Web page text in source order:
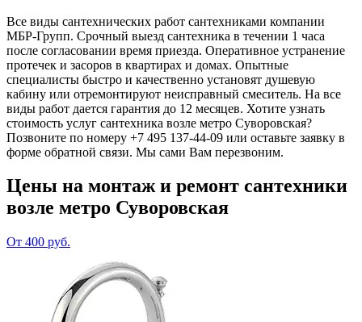
Все виды сантехнических работ сантехниками компании
МБР-Групп. Срочный выезд сантехника в течении 1 часа
после согласовании время приезда. Оперативное устранение
протечек и засоров в квартирах и домах. Опытные
специалисты быстро и качественно установят душевую
кабину или отремонтируют неисправный смеситель. На все
виды работ дается гарантия до 12 месяцев. Хотите узнать
стоимость услуг сантехника возле метро Суворовская?
Позвоните по номеру +7 495 137-44-09 или оставьте заявку в
форме обратной связи. Мы сами Вам перезвоним.
Цены на монтаж и ремонт сантехники
возле метро Суворовская
От 400 руб.